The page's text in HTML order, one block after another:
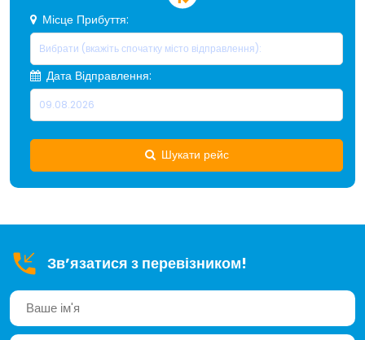
Місце Прибуття:
Дата Відправлення:
Шукати рейс
Зв’язатися з перевізником!